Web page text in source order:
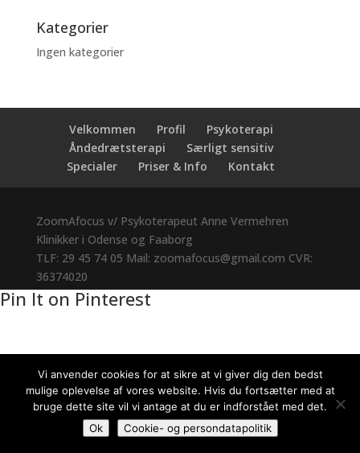
Kategorier
Ingen kategorier
Velkommen Profil
Psykoterapi
Åndedrætsterapi
Særligt sensitiv
Specialer
Priser & Info Kontakt
ZoomAfocus v/ Psykoterapeut Anne Vermehren
Klinikker i Odense og Faaborg
TLF: 29 45 74 05 Mail: zoomafocus@gmail.com CVR:
36374020
Pin It on Pinterest
Vi anvender cookies for at sikre at vi giver dig den bedst
mulige oplevelse af vores website. Hvis du fortsætter med at
bruge dette site vil vi antage at du er indforstået med det.
Ok
Cookie- og persondatapolitik